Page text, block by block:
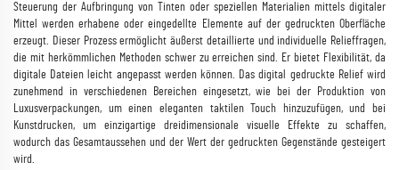
Steuerung der Aufbringung von Tinten oder speziellen Materialien mittels digitaler
Mittel werden erhabene oder eingedellte Elemente auf der gedruckten Oberfläche
erzeugt. Dieser Prozess ermöglicht äußerst detaillierte und individuelle Relieffragen,
die mit herkömmlichen Methoden schwer zu erreichen sind. Er bietet Flexibilität, da
digitale Dateien leicht angepasst werden können. Das digital gedruckte Relief wird
zunehmend in verschiedenen Bereichen eingesetzt, wie bei der Produktion von
Luxusverpackungen, um einen eleganten taktilen Touch hinzuzufügen, und bei
Kunstdrucken, um einzigartige dreidimensionale visuelle Effekte zu schaffen,
wodurch das Gesamtaussehen und der Wert der gedruckten Gegenstände gesteigert
wird.